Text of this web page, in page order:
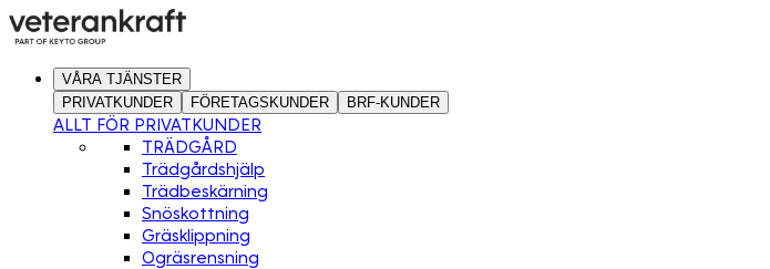
VÅRA TJÄNSTER
PRIVATKUNDER
FÖRETAGSKUNDER BRF-KUNDER
ALLT FÖR PRIVATKUNDER
TRÄDGÅRD
Trädgårdshjälp
Trädbeskärning
Snöskottning
Gräsklippning
Ogräsrensning